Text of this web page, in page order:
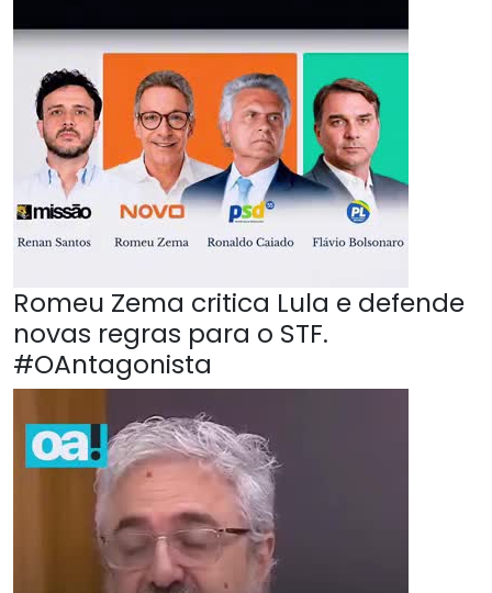
Romeu Zema critica Lula e defende
novas regras para o STF.
#OAntagonista